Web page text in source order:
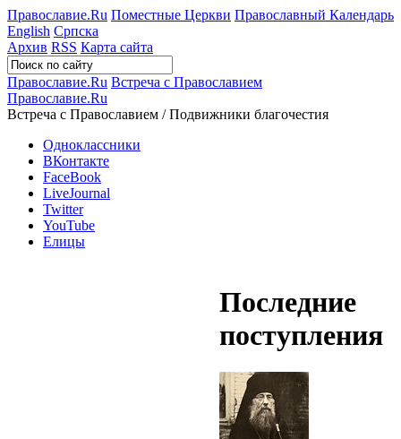
Православие.Ru Поместные Церкви Православный Календарь
English Српска
Архив RSS Карта сайта
Православие.Ru Встреча с Православием
Православие.Ru
Встреча с Православием / Подвижники благочестия
Одноклассники
ВКонтакте
FaceBook
LiveJournal
Twitter
YouTube
Елицы
Последние
поступления